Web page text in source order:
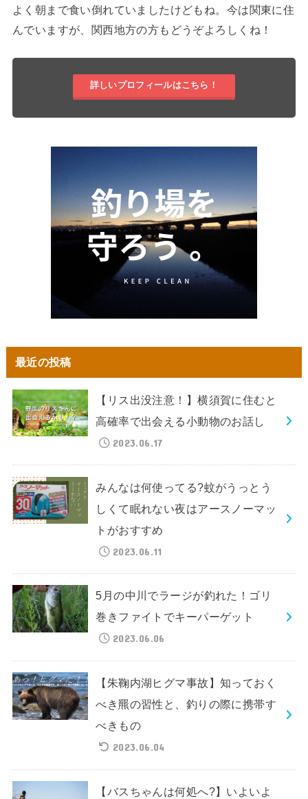
よく朝まで食い倒れていましたけどもね。今は関東に住
んでいますが、関西地方の方もどうぞよろしくね！
詳しいプロフィールはこちら！
最近の投稿
【リス出没注意！】横須賀に住むと
高確率で出会える小動物のお話し
2023.06.17
みんなは何使ってる?蚊がうっとう
しくて眠れない夜はアースノーマッ
トがおすすめ
2023.06.11
5月の中川でラージが釣れた！ゴリ
巻きファイトでキーパーゲット
2023.06.06
【朱鞠内湖ヒグマ事故】知っておく
べき羆の習性と、釣りの際に携帯す
べきもの
2023.06.04
【バスちゃんは何処へ?】いよいよ